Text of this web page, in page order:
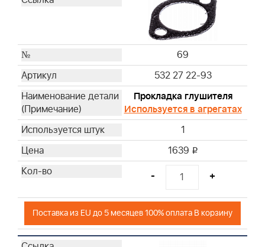
69
532 27 22-93
Прокладка глушителя
Используется в агрегатах
1
1639 i
- +
Поставка из EU до 5 месяцев 100% оплата В корзину